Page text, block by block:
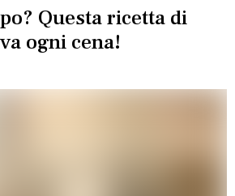
Questa ricetta di
ogni cena!